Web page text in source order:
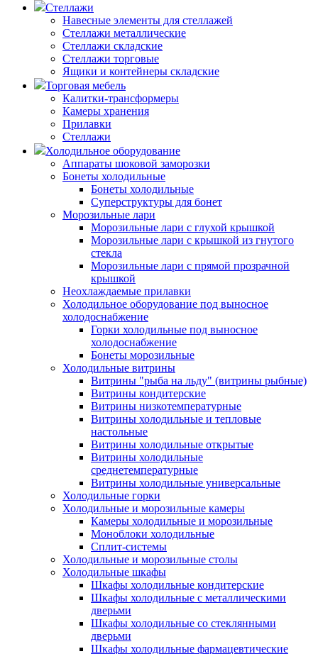
Стеллажи
Навесные элементы для стеллажей
Стеллажи металлические
Стеллажи складские
Стеллажи торговые
Ящики и контейнеры складские
Торговая мебель
Калитки-трансформеры
Камеры хранения
Прилавки
Стеллажи
Холодильное оборудование
Аппараты шоковой заморозки
Бонеты холодильные
Бонеты холодильные
Суперструктуры для бонет
Морозильные лари
Морозильные лари с глухой крышкой
Морозильные лари с крышкой из гнутого
стекла
Морозильные лари с прямой прозрачной
крышкой
Неохлаждаемые прилавки
Холодильное оборудование под выносное
холодоснабжение
Горки холодильные под выносное
холодоснабжение
Бонеты морозильные
Холодильные витрины
Витрины "рыба на льду" (витрины рыбные)
Витрины кондитерские
Витрины низкотемпературные
Витрины холодильные и тепловые
настольные
Витрины холодильные открытые
Витрины холодильные
среднетемпературные
Витрины холодильные универсальные
Холодильные горки
Холодильные и морозильные камеры
Камеры холодильные и морозильные
Моноблоки холодильные
Сплит-системы
Холодильные и морозильные столы
Холодильные шкафы
Шкафы холодильные кондитерские
Шкафы холодильные с металлическими
дверьми
Шкафы холодильные со стеклянными
дверьми
Шкафы холодильные фармацевтические